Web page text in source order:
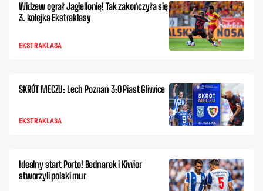
Widzew ograł Jagiellonię! Tak zakończyła się
3. kolejka Ekstraklasy
EKSTRAKLASA
SKRÓT MECZU: Lech Poznań 3:0 Piast Gliwice
EKSTRAKLASA
Idealny start Porto! Bednarek i Kiwior
stworzyli polski mur